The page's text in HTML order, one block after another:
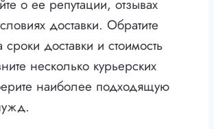
о ее репутации, отзывах
доставки. Обратите
доставки и стоимость
несколько курьерских
наиболее подходящую